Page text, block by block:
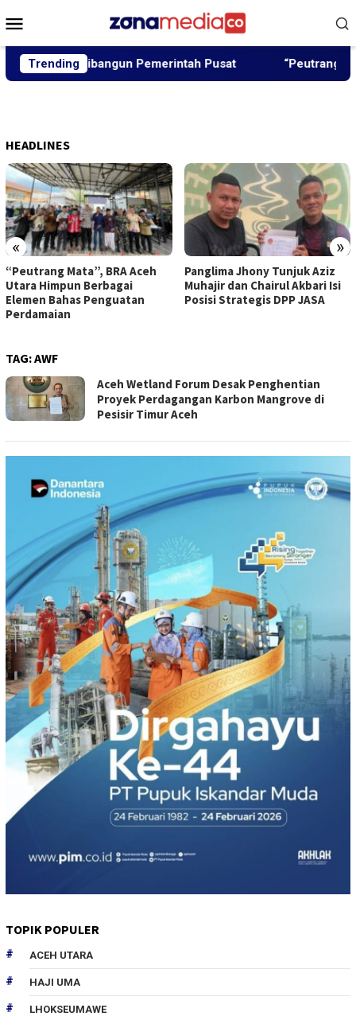
ke
Mobile
Trending
Dibangun Pemerintah Pusat “Peutrang Mata”,
HEADLINES
« »
“Peutrang Mata”, BRA Aceh
Utara Himpun Berbagai
Elemen Bahas Penguatan
Perdamaian
Panglima Jhony Tunjuk Aziz
Muhajir dan Chairul Akbari Isi
Posisi Strategis DPP JASA
TAG:AWF
Aceh Wetland Forum Desak Penghentian
Proyek Perdagangan Karbon Mangrove di
Pesisir Timur Aceh
TOPIK POPULER
ACEH UTARA
HAJI UMA
LHOKSEUMAWE